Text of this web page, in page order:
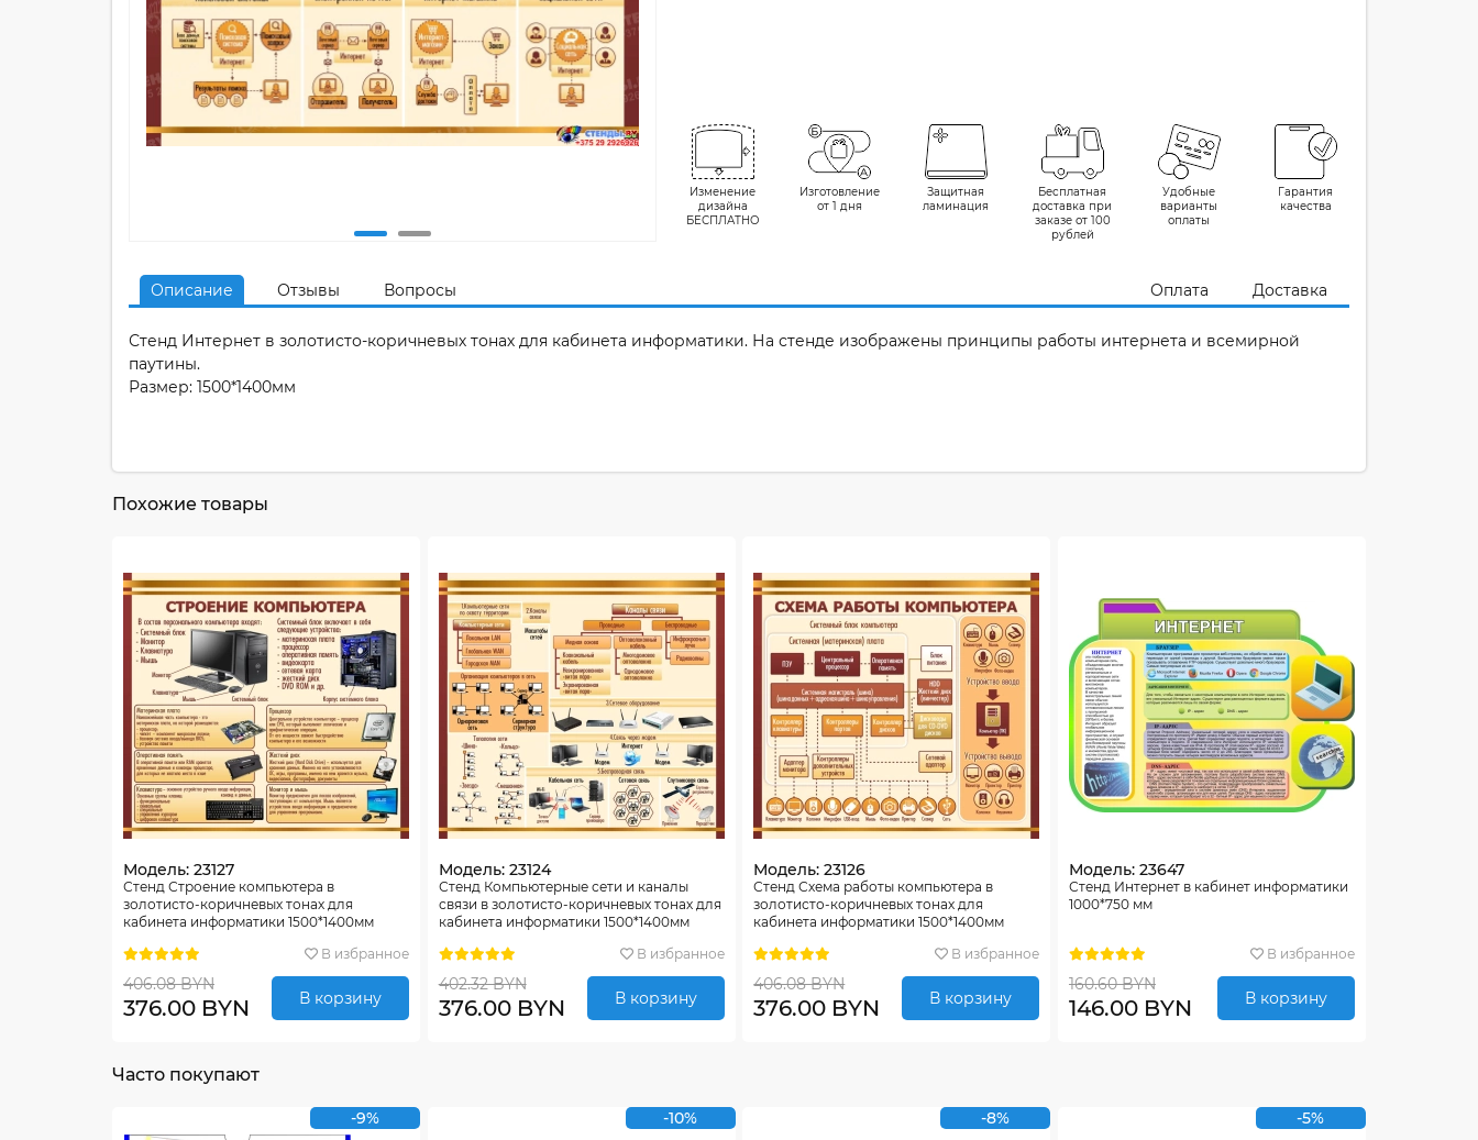
Изменение
дизайна
БЕСПЛАТНО
Изготовление
от 1 дня
Защитная
ламинация
Бесплатная
доставка при
заказе от 100
рублей
Удобные
варианты
оплаты
Гарантия
качества
Описание Отзывы Вопросы Оплата Доставка
Стенд Интернет в золотисто-коричневых тонах для кабинета информатики. На стенде изображены принципы работы интернета и всемирной
паутины.
Размер: 1500*1400мм
Похожие товары
Модель: 23127
Стенд Строение компьютера в
золотисто-коричневых тонах для
кабинета информатики 1500*1400мм
В избранное
406.08 BYN
376.00 BYN В корзину
Модель: 23124
Стенд Компьютерные сети и каналы
связи в золотисто-коричневых тонах для
кабинета информатики 1500*1400мм
В избранное
402.32 BYN
376.00 BYN В корзину
Модель: 23126
Стенд Схема работы компьютера в
золотисто-коричневых тонах для
кабинета информатики 1500*1400мм
В избранное
406.08 BYN
376.00 BYN В корзину
Модель: 23647
Стенд Интернет в кабинет информатики
1000*750 мм
В избранное
160.60 BYN
146.00 BYN В корзину
Часто покупают
-9% -10% -8% -5%